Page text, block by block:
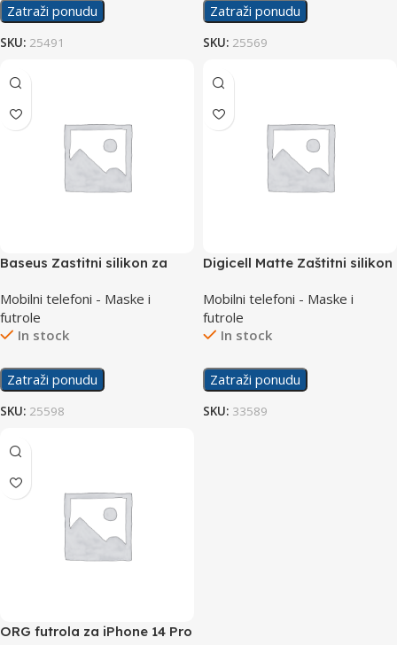
Zatraži ponudu
SKU: 25491
Zatraži ponudu
SKU: 25569
Baseus Zastitni silikon za
Mobilni telefoni - Maske i
futrole
In stock
Zatraži ponudu
SKU: 25598
Digicell Matte Zaštitni silikon
Mobilni telefoni - Maske i
futrole
In stock
Zatraži ponudu
SKU: 33589
ORG futrola za iPhone 14 Pro